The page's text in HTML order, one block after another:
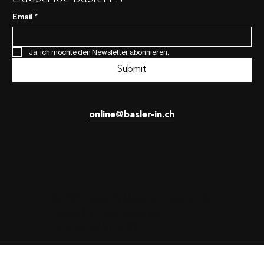
online@basler-in.ch
Email *
Ja, ich möchte den Newsletter abonnieren.
Submit